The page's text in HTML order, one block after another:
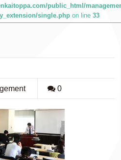
public_html/
single.php on line33
0